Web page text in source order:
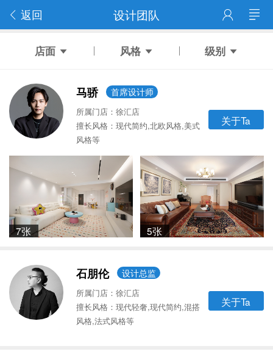
返回 设计团队
店面 风格 级别
马骄 首席设计师
所属门店：徐汇店
擅长风格：现代简约,北欧风格,美式
风格等
关于Ta
7张 5张
石朋伦 设计总监
所属门店：徐汇店
擅长风格：现代轻奢,现代简约,混搭
风格,法式风格等
关于Ta